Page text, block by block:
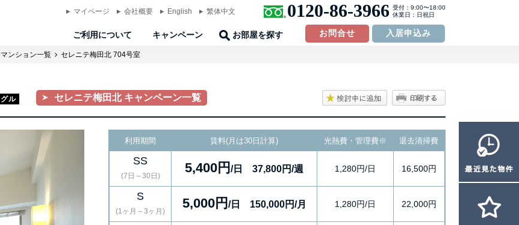
マイページ 会社概要 English 繁体中文 0120-86-3966 受付：9:00〜18:00
休業日：日祝日
ご利用について キャンペーン お部屋を探す お問合せ 入居申込み
ンション一覧 セレニテ梅田北 704号室
ル セレニテ梅田北 キャンペーン一覧
利用期間 賃料(月は30日計算) 光熱費・管理費※ 退去清掃費
SS
(7日～30日)
5,400円 /日 37,800円/週 1,280円/日 16,500円
S
(1ヶ月～3ヶ月)
5,000円 /日 150,000円/月 1,280円/日 22,000円